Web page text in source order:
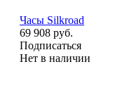
Часы Silkroad
69 908 руб.
Подписаться
Нет в наличии